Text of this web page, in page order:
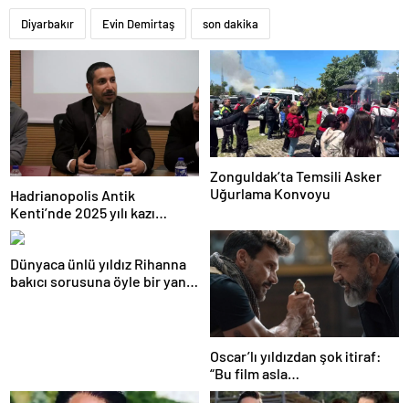
Diyarbakır Evin Demirtaş son dakika
Hadrianopolis Antik
Kenti’nde 2025 yılı kazı
sezonu başladı
Zonguldak’ta Temsili Asker
Uğurlama Konvoyu
Dünyaca ünlü yıldız Rihanna
bakıcı sorusuna öyle bir yanıt
Oscar’lı yıldızdan şok itiraf:
“Bu film asla
yayınlanmamalıydı!”